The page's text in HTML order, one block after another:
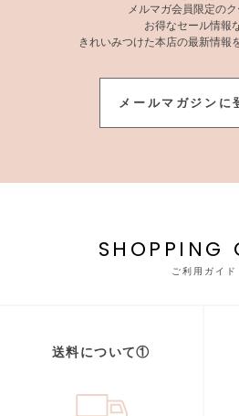
メルマガ会員限定の
お得なセール情報
きれいみつけた本店の最新情報
メールマガジンに
SHOPPING
ご利用ガイド
送料について①